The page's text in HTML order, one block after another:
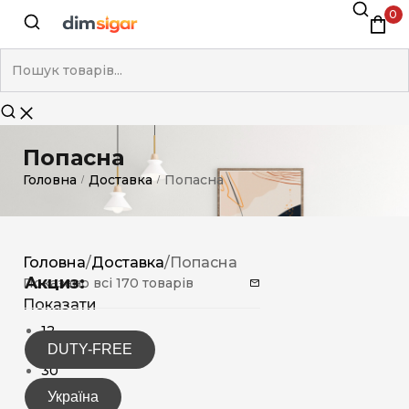
0
Попасна
Головна / Доставка / Попасна
Акциз:
DUTY-FREE
Україна
Головна/Доставка/Попасна
Показано всі 170 товарів
Показати
12
15
30